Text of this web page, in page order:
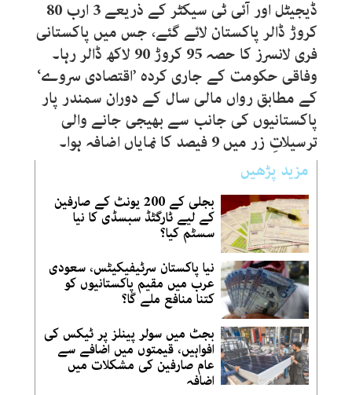
ڈیجیٹل اور آئی ٹی سیکٹر کے ذریعے 3 ارب 80
کروڑ ڈالر پاکستان لائے گئے، جس میں پاکستانی
فری لانسرز کا حصہ 95 کروڑ 90 لاکھ ڈالر رہا۔
وفاقی حکومت کے جاری کردہ ’اقتصادی سروے‘
کے مطابق رواں مالی سال کے دوران سمندر پار
پاکستانیوں کی جانب سے بھیجی جانے والی
ترسیلاتِ زر میں 9 فیصد کا نمایاں اضافہ ہوا۔
مزید پڑھیں
بجلی کے 200 یونٹ کے صارفین
کے لیے ٹارگٹڈ سبسڈی کا نیا
سسٹم کیا؟
نیا پاکستان سرٹیفیکیٹس، سعودی
عرب میں مقیم پاکستانیوں کو
کتنا منافع ملے گا؟
بجٹ میں سولر پینلز پر ٹیکس کی
افواہیں، قیمتوں میں اضافے سے
عام صارفین کی مشکلات میں
اضافہ